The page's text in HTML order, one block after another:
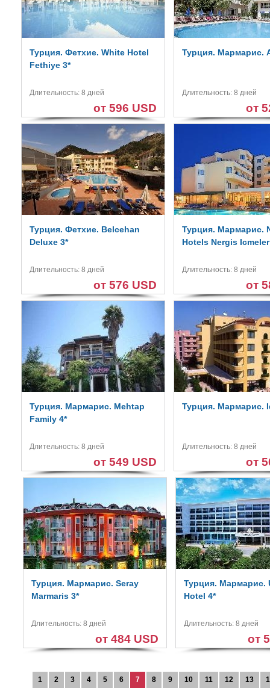
Турция. Фетхие. White Hotel
Fethiye 3*
Длительность: 8 дней
от 596 USD
Турция. Мармарис.
Длительность: 8 дней
от
Турция. Фетхие. Belcehan
Deluxe 3*
Длительность: 8 дней
от 576 USD
Турция. Мармарис.
Hotels Nergis
Длительность: 8 дней
от
Турция. Мармарис. Mehtap
Family 4*
Длительность: 8 дней
от 549 USD
Турция. Мармарис.
Длительность: 8 дней
от
Турция. Мармарис. Seray
Marmaris 3*
Длительность: 8 дней
от 484 USD
Турция. Мармарис.
Hotel 4*
Длительность: 8 дней
от
1 2 3 4 5 6 7 8 9 10 11 12 13